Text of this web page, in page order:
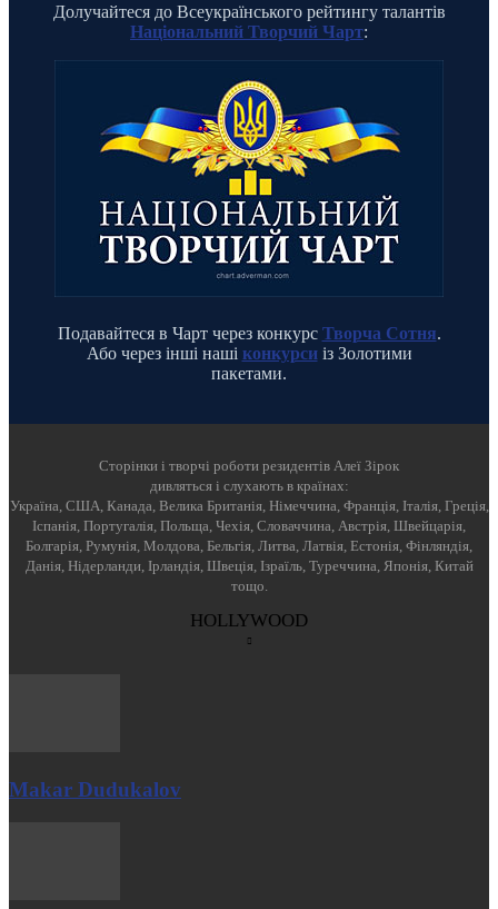
Долучайтеся до Всеукраїнського рейтингу талантів
Національний Творчий Чарт:
Подавайтеся в Чарт через конкурс Творча Сотня.
Або через інші наші конкурсиіз Золотими
пакетами.
Cторінки і творчі роботи резидентів Алеї Зірок
дивляться і слухають в країнах:
Україна, США, Канада, Велика Британія, Німеччина, Франція, Італія, Греція,
Іспанія, Португалія, Польща, Чехія, Словаччина, Австрія, Швейцарія,
Болгарія, Румунія, Молдова, Бельгія, Литва, Латвія, Естонія, Фінляндія,
Данія, Нідерланди, Ірландія, Швеція, Ізраїль, Туреччина, Японія, Китай
тощо.
HOLLYWOOD
Makar Dudukalov